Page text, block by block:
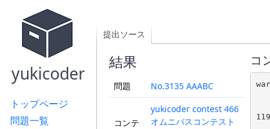
yukicoder
トップページ
問題一覧
提出ソース
結果
問題 No.3135 AAABC
コンテ
yukicoder contest 466
オムニバスコンテスト
コ